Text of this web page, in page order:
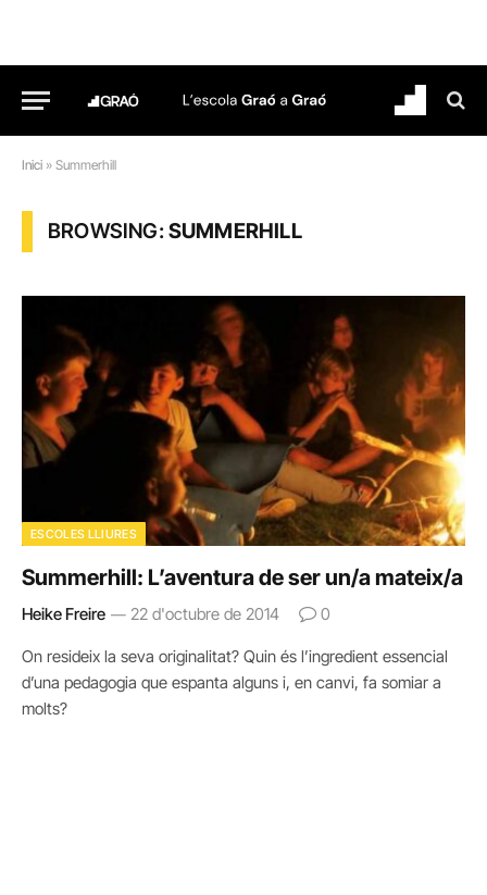
Inici » Summerhill
BROWSING:SUMMERHILL
ESCOLES LLIURES
Summerhill: L’aventura de ser un/a mateix/a
Heike Freire 22 d'octubre de 2014 0
On resideix la seva originalitat? Quin és l’ingredient essencial
d’una pedagogia que espanta alguns i, en canvi, fa somiar a
molts?